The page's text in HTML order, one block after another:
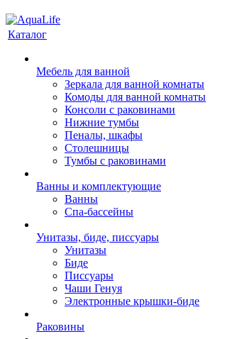
Каталог
Мебель для ванной
Зеркала для ванной комнаты
Комоды для ванной комнаты
Консоли с раковинами
Нижние тумбы
Пеналы, шкафы
Столешницы
Тумбы с раковинами
Ванны и комплектующие
Ванны
Спа-бассейны
Унитазы, биде, писсуары
Унитазы
Биде
Писсуары
Чаши Генуя
Электронные крышки-биде
Раковины